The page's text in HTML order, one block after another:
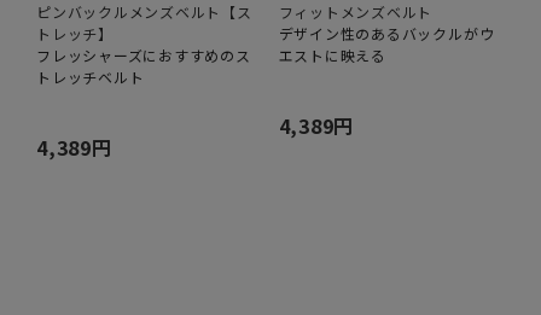
ピンバックルメンズベルト【ス
トレッチ】
フレッシャーズにおすすめのス
トレッチベルト
4,389円
フィットメンズベルト
デザイン性のあるバックルがウ
エストに映える
4,389円